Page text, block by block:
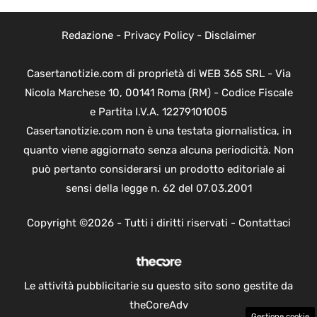
Redazione- Privacy Policy- Disclaimer
Casertanotizie.com di proprietà di WEB 365 SRL - Via
Nicola Marchese 10, 00141 Roma (RM) - Codice Fiscale
e Partita I.V.A. 12279101005
Casertanotizie.com non è una testata giornalistica, in
quanto viene aggiornato senza alcuna periodicità. Non
può pertanto considerarsi un prodotto editoriale ai
sensi della legge n. 62 del 07.03.2001
Copyright ©2026 - Tutti i diritti riservati - Contattaci
Le attività pubblicitarie su questo sito sono gestite da
theCoreAdv